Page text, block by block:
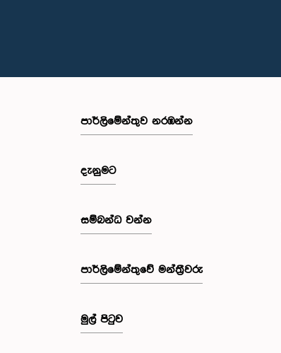
පාර්ලි‌මේන්තුව නරඹන්න
දැනුමට
සම්බන්ධ වන්න
පාර්ලි‌මේන්තුවේ මන්ත්‍රීවරු
මුල් පිටුව